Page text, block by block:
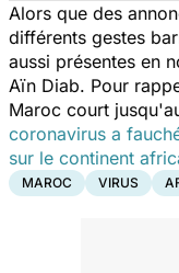
Alors que des
différents gestes
aussi présentes en
Aïn Diab. Pour
Maroc court
coronavirus a
sur le continent
MAROC VIRUS